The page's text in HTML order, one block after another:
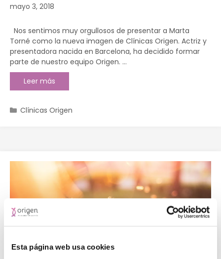
Esta página web usa cookies
mayo 3, 2018
Nos sentimos muy orgullosos de presentar a Marta
Torné como la nueva imagen de Clínicas Origen. Actriz y
presentadora nacida en Barcelona, ha decidido formar
parte de nuestro equipo Origen. …
Leer más
Clínicas Origen